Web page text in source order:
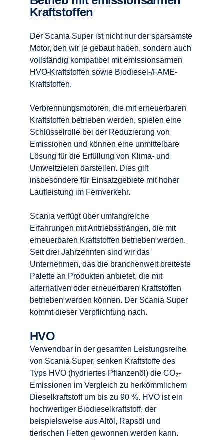
Kraftstoffen
Der Scania Super ist nicht nur der sparsamste
Motor, den wir je gebaut haben, sondern auch
vollständig kompatibel mit emissionsarmen
HVO-Kraftstoffen sowie Biodiesel-/FAME-
Kraftstoffen.
Verbrennungsmotoren, die mit erneuerbaren
Kraftstoffen betrieben werden, spielen eine
Schlüsselrolle bei der Reduzierung von
Emissionen und können eine unmittelbare
Lösung für die Erfüllung von Klima- und
Umweltzielen darstellen. Dies gilt
insbesondere für Einsatzgebiete mit hoher
Laufleistung im Fernverkehr.
Scania verfügt über umfangreiche
Erfahrungen mit Antriebssträngen, die mit
erneuerbaren Kraftstoffen betrieben werden.
Seit drei Jahrzehnten sind wir das
Unternehmen, das die branchenweit breiteste
Palette an Produkten anbietet, die mit
alternativen oder erneuerbaren Kraftstoffen
betrieben werden können. Der Scania Super
kommt dieser Verpflichtung nach.
HVO
Verwendbar in der gesamten Leistungsreihe
von Scania Super, senken Kraftstoffe des
Typs HVO (hydriertes Pflanzenöl) die CO₂-
Emissionen im Vergleich zu herkömmlichem
Dieselkraftstoff um bis zu 90 %. HVO ist ein
hochwertiger Biodieselkraftstoff, der
beispielsweise aus Altöl, Rapsöl und
tierischen Fetten gewonnen werden kann.